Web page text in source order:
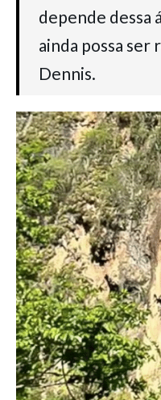
depende dessa
ainda possa ser
Dennis.